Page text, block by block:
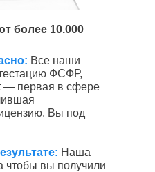
Все наши
ФСФР,
— первая в сфере
Вы под
Наша
чтобы вы получили
более 10.000